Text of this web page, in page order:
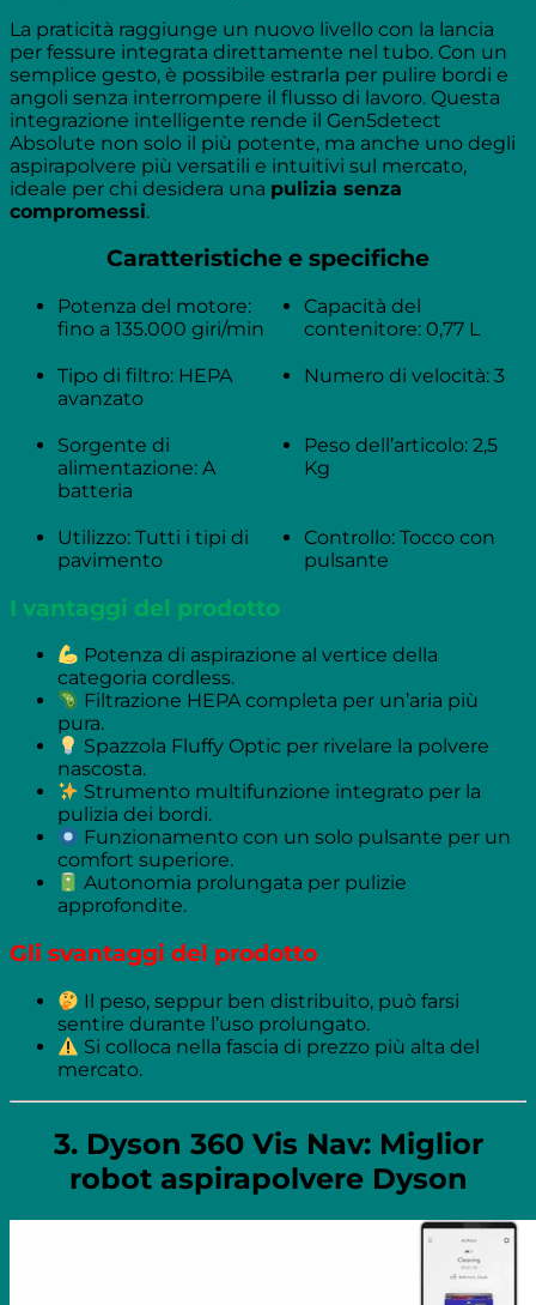
La praticità raggiunge un nuovo livello con la lancia
per fessure integrata direttamente nel tubo. Con un
semplice gesto, è possibile estrarla per pulire bordi e
angoli senza interrompere il flusso di lavoro. Questa
integrazione intelligente rende il Gen5detect
Absolute non solo il più potente, ma anche uno degli
aspirapolvere più versatili e intuitivi sul mercato,
ideale per chi desidera una pulizia senza
compromessi.
Caratteristiche e specifiche
Potenza del motore:
fino a 135.000 giri/min
Capacità del
contenitore: 0,77 L
Tipo di filtro: HEPA
avanzato
Numero di velocità: 3
Sorgente di
alimentazione: A
batteria
Peso dell’articolo: 2,5
Kg
Utilizzo: Tutti i tipi di
pavimento
Controllo: Tocco con
pulsante
I vantaggi del prodotto
Potenza di aspirazione al vertice della
categoria cordless.
Filtrazione HEPA completa per un’aria più
pura.
Spazzola Fluffy Optic per rivelare la polvere
nascosta.
Strumento multifunzione integrato per la
pulizia dei bordi.
Funzionamento con un solo pulsante per un
comfort superiore.
Autonomia prolungata per pulizie
approfondite.
Gli svantaggi del prodotto
Il peso, seppur ben distribuito, può farsi
sentire durante l’uso prolungato.
Si colloca nella fascia di prezzo più alta del
mercato.
3. Dyson 360 Vis Nav: Miglior
robot aspirapolvere Dyson